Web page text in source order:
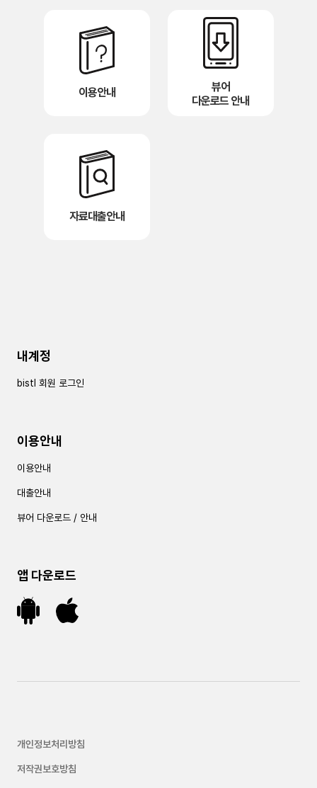
이용안내
뷰어
다운로드 안내
자료대출안내
내계정
bistl 회원 로그인
이용안내
이용안내
대출안내
뷰어 다운로드 / 안내
앱 다운로드
개인정보처리방침
저작권보호방침